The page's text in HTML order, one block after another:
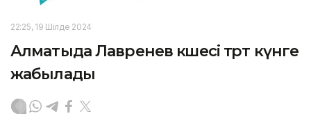
22:25, 19 Шілде 2024
Алматыда Лавренев көшесі төрт күнге
жабылады